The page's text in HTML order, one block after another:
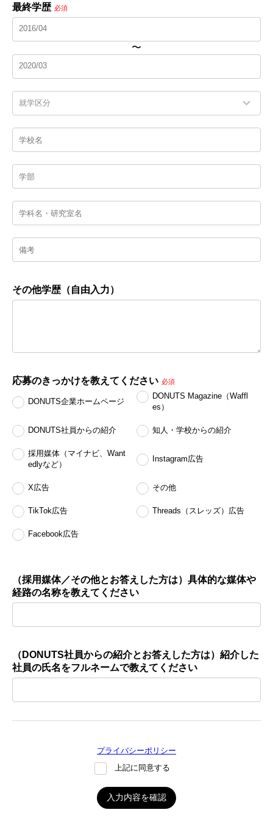
最終学歴 必須
〜
その他学歴（自由入力）
応募のきっかけを教えてください 必須
DONUTS企業ホームページ
DONUTS Magazine（Waffl
es）
DONUTS社員からの紹介 知人・学校からの紹介
採用媒体（マイナビ、Want
edlyなど）
Instagram広告
X広告 その他
TikTok広告 Threads（スレッズ）広告
Facebook広告
（採用媒体／その他とお答えした方は）具体的な媒体や
経路の名称を教えてください
（DONUTS社員からの紹介とお答えした方は）紹介した
社員の氏名をフルネームで教えてください
プライバシーポリシー
上記に同意する
入力内容を確認